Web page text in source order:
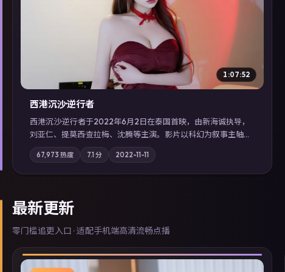
▶
1:07:52
西港沉沙·逆行者
西港沉沙·逆行者于2022年6月2日在泰国首映，由新海诚执导，
刘亚仁、提莫西·查拉梅、沈腾等主演。影片以科幻为叙事主轴，
失踪人口档案牵出跨国灰色产业链；摄影与配乐强化地域气质；
站内亦可通过「国产免费观看高清电视剧在线看」延展检索同类
型高分佳作，畅享高清在线追剧体验。
67,973 热度 7.1 分 2022-11-11
最新更新
零门槛追更入口 · 适配手机端高清流畅点播